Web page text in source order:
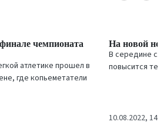
чемпионата
атлетике прошел в
где копьеметатели
На новой
В середине
повысится
10.08.2022, 14:26